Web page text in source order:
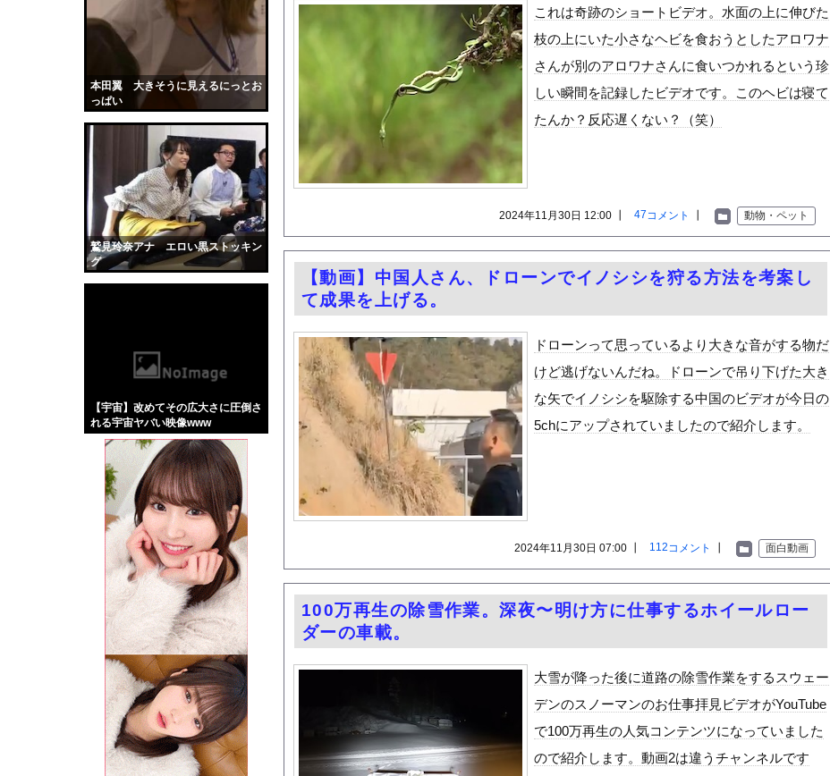
本田翼 大きそうに見えるにっとお
っぱい
鷲見玲奈アナ エロい黒ストッキン
グ
【宇宙】改めてその広大さに圧倒さ
れる宇宙ヤバい映像www
【GIF動画】宮城の可愛すぎるチアさん、甲子園で発見される
【衝撃】「住信SBI」が「ドコモの銀行」に変わってうんざりしてるやつｗｗｗｗｗ
【ポケモン】更新データVer.2.0.0が神アプデすぎて度肝を抜かれるトレーナーたち...
【画像】顔面最強の十味ちゃん、セクシーすぎるwwwwww「ヤンジャン」の水着グラビア...
【画像】この美人ママ、脱いだら凄い・・・
【胸糞】36歳教員、19歳女とホテルでハムスター25匹を踏み潰すなどして逮捕
【動画】看護師の男性に男が殴りかかるが…看護師が柔術使いだった
若いママが顔を洗っていた。何事も見て覚えるんだよ → 目の前にいる子はこうします…
ケンタッキーとか言う唐揚げ屋ｗｗｗｗｗ
【画像】このAVが性癖ブッ刺さりで精子ドクドク作られるわｗｗｗｗ
【悲報】味噌ラーメンで行列、出来ない
【中国】男の子が爆竹に点火 マンホールが爆発しふた吹き飛ぶ
【画像】伊藤舞雪とかいうＡＶ女優ｗｗｗｗｗｗｗｗｗｗw
【緊急】肛門にスティックのり入れたけど出てこないの！！
お知らせ
【話題】河内長野市で警官が包丁男に発砲したシーンのモザ無し映像が公開される。
示されません。
これは奇跡のショートビデオ。水面の上に伸びた
枝の上にいた小さなヘビを食おうとしたアロワナ
さんが別のアロワナさんに食いつかれるという珍
しい瞬間を記録したビデオです。このヘビは寝て
たんか？反応遅くない？（笑）
動物・ペット
47コメント
2024年11月30日 12:00 ┃
【動画】中国人さん、ドローンでイノシシを狩る方法を考案し
て成果を上げる。
ドローンって思っているより大きな音がする物だ
けど逃げないんだね。ドローンで吊り下げた大き
な矢でイノシシを駆除する中国のビデオが今日の
5chにアップされていましたので紹介します。
面白動画
112コメント
2024年11月30日 07:00 ┃
100万再生の除雪作業。深夜〜明け方に仕事するホイールロー
ダーの車載。
大雪が降った後に道路の除雪作業をするスウェー
デンのスノーマンのお仕事拝見ビデオがYouTube
で100万再生の人気コンテンツになっていました
ので紹介します。動画2は違うチャンネルです